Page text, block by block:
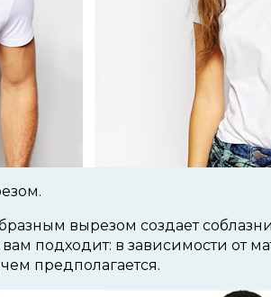
вырезом создает
подходит: в зависимости от
предполагается.